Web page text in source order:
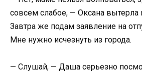
совсем слабое, — Оксана
Завтра же подам заявление на
Мне нужно исчезнуть из города.
— Слушай, — Даша серьезно